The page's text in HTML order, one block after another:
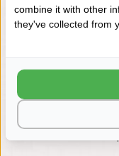
combine it with other
they've collected from